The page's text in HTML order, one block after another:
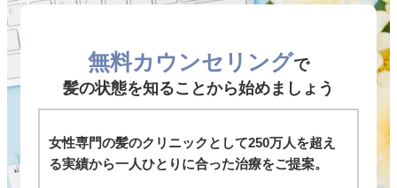
無料カウンセリングで
髪の状態を知ることから始めましょう
女性専門の髪のクリニックとして250万人を超え
る実績から一人ひとりに合った治療をご提案。